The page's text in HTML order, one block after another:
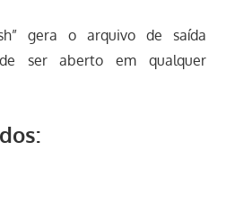
gera o arquivo de saída
ser aberto em qualquer